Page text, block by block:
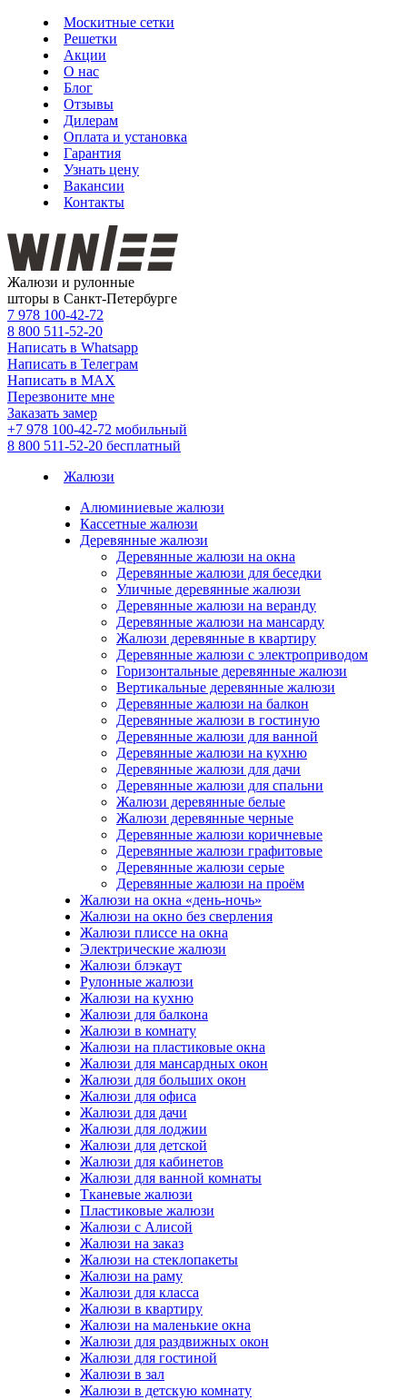
Москитные сетки
Решетки
Акции
О нас
Блог
Отзывы
Дилерам
Оплата и установка
Гарантия
Узнать цену
Вакансии
Контакты
Жалюзи и рулонные
шторы в Санкт-Петербурге
7 978 100-42-72
8 800 511-52-20
Написать в Whatsapp
Написать в Телеграм
Написать в MAX
Перезвоните мне
Заказать замер
+7 978 100-42-72 мобильный
8 800 511-52-20 бесплатный
Жалюзи
Алюминиевые жалюзи
Кассетные жалюзи
Деревянные жалюзи
Деревянные жалюзи на окна
Деревянные жалюзи для беседки
Уличные деревянные жалюзи
Деревянные жалюзи на веранду
Деревянные жалюзи на мансарду
Жалюзи деревянные в квартиру
Деревянные жалюзи с электроприводом
Горизонтальные деревянные жалюзи
Вертикальные деревянные жалюзи
Деревянные жалюзи на балкон
Деревянные жалюзи в гостиную
Деревянные жалюзи для ванной
Деревянные жалюзи на кухню
Деревянные жалюзи для дачи
Деревянные жалюзи для спальни
Жалюзи деревянные белые
Жалюзи деревянные черные
Деревянные жалюзи коричневые
Деревянные жалюзи графитовые
Деревянные жалюзи серые
Деревянные жалюзи на проём
Жалюзи на окна «день-ночь»
Жалюзи на окно без сверления
Жалюзи плиссе на окна
Электрические жалюзи
Жалюзи блэкаут
Рулонные жалюзи
Жалюзи на кухню
Жалюзи для балкона
Жалюзи в комнату
Жалюзи на пластиковые окна
Жалюзи для мансардных окон
Жалюзи для больших окон
Жалюзи для офиса
Жалюзи для дачи
Жалюзи для лоджии
Жалюзи для детской
Жалюзи для кабинетов
Жалюзи для ванной комнаты
Тканевые жалюзи
Пластиковые жалюзи
Жалюзи с Алисой
Жалюзи на заказ
Жалюзи на стеклопакеты
Жалюзи на раму
Жалюзи для класса
Жалюзи в квартиру
Жалюзи на маленькие окна
Жалюзи для раздвижных окон
Жалюзи для гостиной
Жалюзи в зал
Жалюзи в детскую комнату